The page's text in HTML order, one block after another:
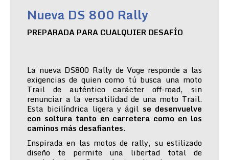
Nueva DS 800 Rally
PREPARADA PARA CUALQUIER DESAFÍO
La nueva DS800 Rally de Voge responde a las
exigencias de quien como tú busca una moto
Trail de auténtico carácter off-road, sin
renunciar a la versatilidad de una moto Trail.
Esta bicilíndrica ligera y ágil se desenvuelve
con soltura tanto en carretera como en los
caminos más desafiantes.
Inspirada en las motos de rally, su estilizado
diseño te permite una libertad total de